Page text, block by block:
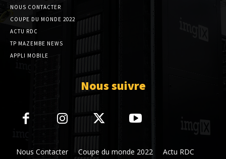
NOUS CONTACTER
COUPE DU MONDE 2022
ACTU RDC
TP MAZEMBE NEWS
APPLI MOBILE
Nous suivre
Nous Contacter Coupe du monde 2022 Actu RDC